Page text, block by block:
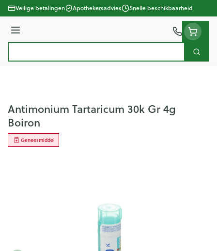
Ga naar de inhoud
Veilige betalingen Apothekersadvies Snelle beschikbaarheid
Menu
Zoek
Antimonium Tartaricum 30k Gr 4g
Boiron
Geneesmiddel